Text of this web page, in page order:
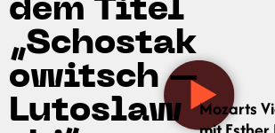
Mozarts
dem Titel
„Schostak
owitsch –
Lutoslaw